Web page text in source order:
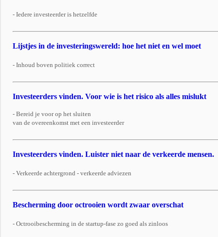
- Iedere investeerder is hetzelfde
Lijstjes in de investeringswereld: hoe het niet en wel moet
- Inhoud boven politiek correct
Investeerders vinden. Voor wie is het risico als alles mislukt
- Bereid je voor op het sluiten
van de overeenkomst met een investeerder
Investeerders vinden. Luister niet naar de verkeerde mensen.
- Verkeerde achtergrond - verkeerde adviezen
Bescherming door octrooien wordt zwaar overschat
- Octrooibescherming in de startup-fase zo goed als zinloos